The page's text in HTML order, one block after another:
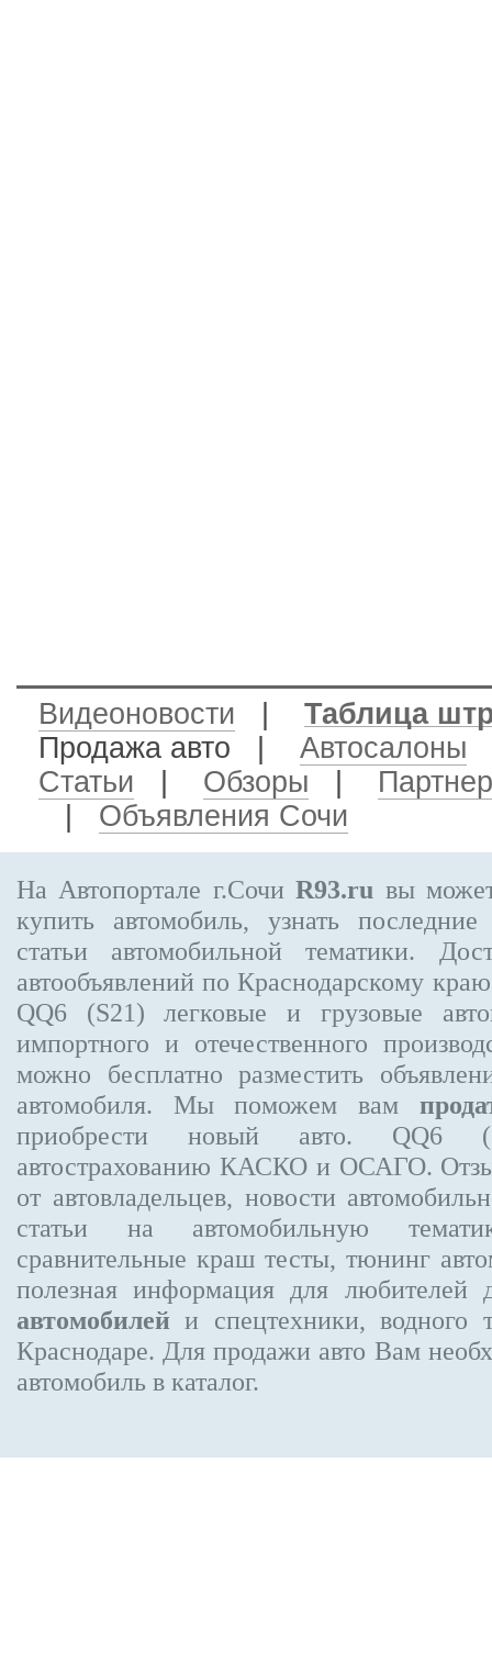
Видеоновости
Таблица
Продажа авто
Автосалоны
Статьи
Обзоры
Объявления Сочи
На Автопортале г.СочиR93.ru вы
купить автомобиль, узнать
статьи автомобильной тематики.
автообъявлений по Краснодарскому
QQ6 (S21) легковые и грузовые
импортного и отечественного
можно бесплатно разместить
автомобиля. Мы поможем вам
приобрести новый авто. QQ6
автострахованию КАСКО и ОСАГО.
от автовладельцев, новости
статьи на автомобильную
сравнительные краш тесты, тюнинг
полезная информация для любителей
автомобилей и спецтехники, водного
Краснодаре. Для продажи авто Вам
автомобиль в каталог.